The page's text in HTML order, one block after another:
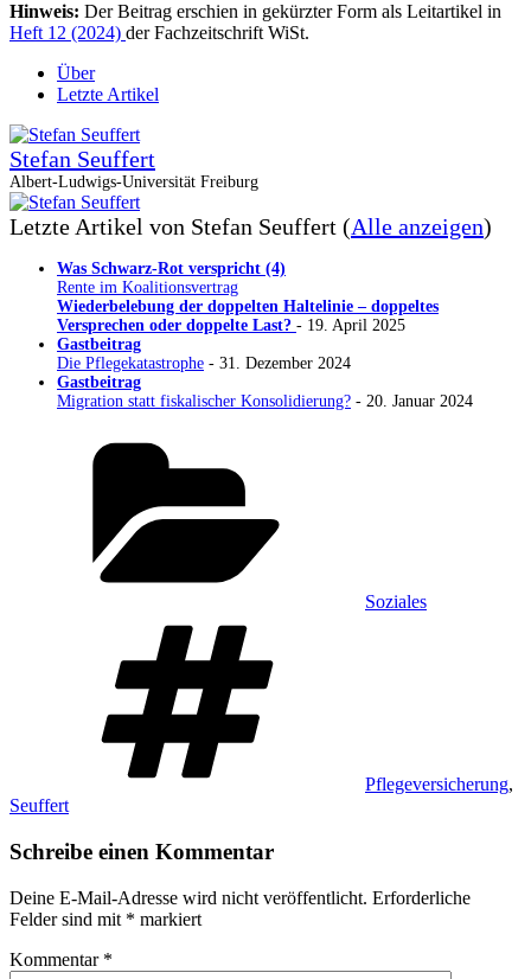
Hinweis: Der Beitrag erschien in gekürzter Form als Leitartikel in
Heft 12 (2024) der Fachzeitschrift WiSt.
Über
Letzte Artikel
Stefan Seuffert
Albert-Ludwigs-Universität Freiburg
Letzte Artikel von Stefan Seuffert (Alle anzeigen)
Was Schwarz-Rot verspricht (4)
Rente im Koalitionsvertrag
Wiederbelebung der doppelten Haltelinie – doppeltes
Versprechen oder doppelte Last? - 19. April 2025
Gastbeitrag
Die Pflegekatastrophe - 31. Dezember 2024
Gastbeitrag
Migration statt fiskalischer Konsolidierung? - 20. Januar 2024
Soziales
Pflegeversicherung,
Seuffert
Schreibe einen Kommentar
Deine E-Mail-Adresse wird nicht veröffentlicht. Erforderliche
Felder sind mit * markiert
Kommentar *